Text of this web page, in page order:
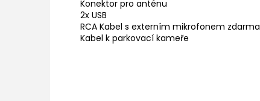
Konektor pro anténu
2x USB
RCA Kabel s externím mikrofonem zdarma
Kabel k parkovací kameře